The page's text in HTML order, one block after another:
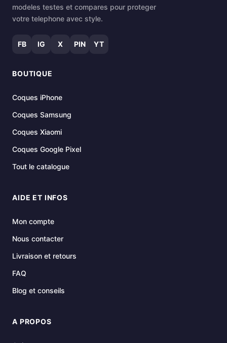
modeles testes et compares pour proteger
votre telephone avec style.
FB IG X PIN YT
BOUTIQUE
Coques iPhone
Coques Samsung
Coques Xiaomi
Coques Google Pixel
Tout le catalogue
AIDE ET INFOS
Mon compte
Nous contacter
Livraison et retours
FAQ
Blog et conseils
A PROPOS